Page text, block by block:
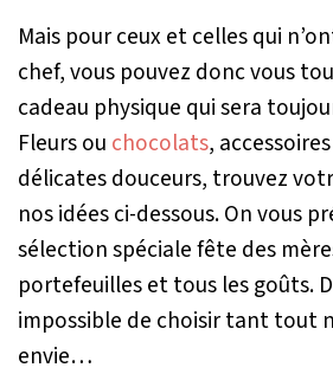
Mais pour ceux et celles qui
chef, vous pouvez donc vous
cadeau physique qui sera
Fleurs ou chocolats,
délicates douceurs, trouvez
nos idées ci-dessous. On vous
sélection spéciale fête des
portefeuilles et tous les goûts.
impossible de choisir tant tout
envie…